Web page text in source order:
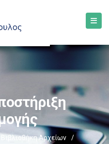
Βιβλιοθήκη Αρχείων
/